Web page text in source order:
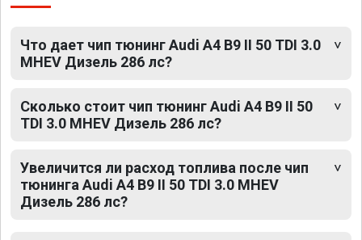
Что дает чип тюнинг Audi A4 B9 II 50 TDI 3.0
MHEV Дизель 286 лс?
Сколько стоит чип тюнинг Audi A4 B9 II 50
TDI 3.0 MHEV Дизель 286 лс?
Увеличится ли расход топлива после чип
тюнинга Audi A4 B9 II 50 TDI 3.0 MHEV
Дизель 286 лс?